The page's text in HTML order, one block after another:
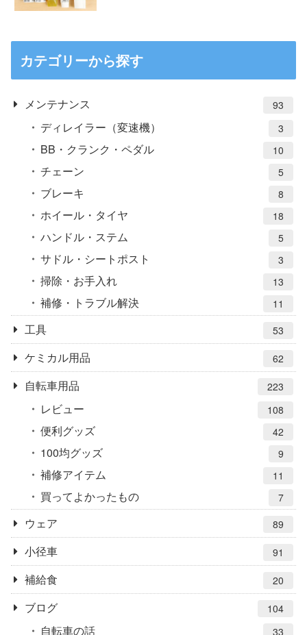
カテゴリーから探す
メンテナンス 93
ディレイラー（変速機） 3
BB・クランク・ペダル 10
チェーン 5
ブレーキ 8
ホイール・タイヤ 18
ハンドル・ステム 5
サドル・シートポスト 3
掃除・お手入れ 13
補修・トラブル解決 11
工具 53
ケミカル用品 62
自転車用品 223
レビュー 108
便利グッズ 42
100均グッズ 9
補修アイテム 11
買ってよかったもの 7
ウェア 89
小径車 91
補給食 20
ブログ 104
自転車の話 33